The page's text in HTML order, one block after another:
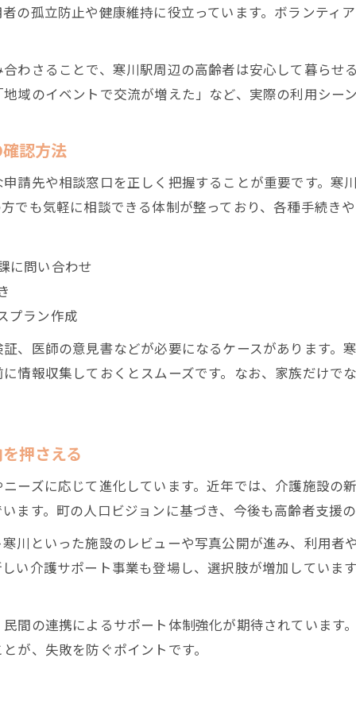
の孤立防止や健康維持に役立っています。ボランティ
わさることで、寒川駅周辺の高齢者は安心して暮らせ
域のイベントで交流が増えた」など、実際の利用シー
認方法
請先や相談窓口を正しく把握することが重要です。寒
でも気軽に相談できる体制が整っており、各種手続き
に問い合わせ
プラン作成
、医師の意見書などが必要になるケースがあります。
情報収集しておくとスムーズです。なお、家族だけで
押さえる
ーズに応じて進化しています。近年では、介護施設の
ます。町の人口ビジョンに基づき、今後も高齢者支援
川といった施設のレビューや写真公開が進み、利用者
い介護サポート事業も登場し、選択肢が増加していま
間の連携によるサポート体制強化が期待されています
が、失敗を防ぐポイントです。